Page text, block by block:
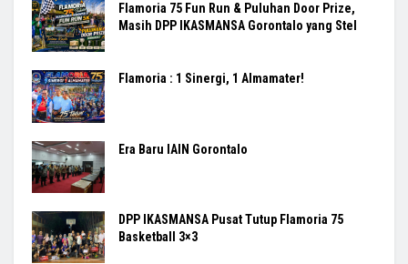
Flamoria 75 Fun Run & Puluhan Door Prize,
Masih DPP IKASMANSA Gorontalo yang Stel
Flamoria : 1 Sinergi, 1 Almamater!
Era Baru IAIN Gorontalo
DPP IKASMANSA Pusat Tutup Flamoria 75
Basketball 3×3